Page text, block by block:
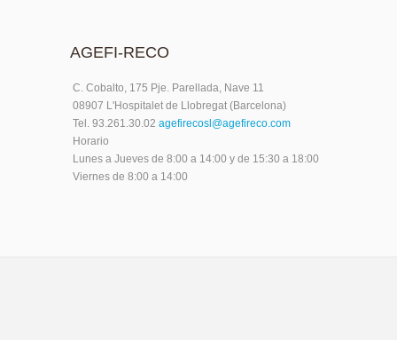
AGEFI-RECO
C. Cobalto, 175 Pje. Parellada, Nave 11
08907 L'Hospitalet de Llobregat (Barcelona)
Tel. 93.261.30.02 agefirecosl@agefireco.com
Horario
Lunes a Jueves de 8:00 a 14:00 y de 15:30 a 18:00
Viernes de 8:00 a 14:00